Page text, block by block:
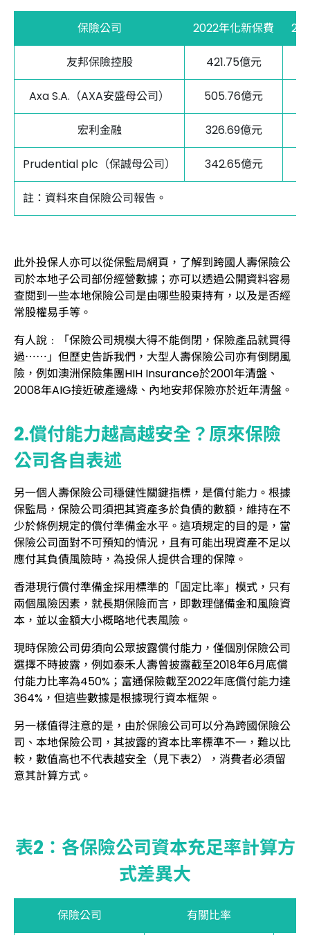
保險公司 2022年化新保費
友邦保險控股 421.75億元
Axa S.A.（AXA安盛母公司） 505.76億元
宏利金融 326.69億元
Prudential plc（保誠母公司） 342.65億元
註：資料來自保險公司報告。
此外投保人亦可以從保監局網頁，了解到跨國人壽保險公
司於本地子公司部份經營數據；亦可以透過公開資料容易
查閱到一些本地保險公司是由哪些股東持有，以及是否經
常股權易手等。
有人說﹕「保險公司規模大得不能倒閉，保險產品就買得
過⋯⋯」但歷史告訴我們，大型人壽保險公司亦有倒閉風
險，例如澳洲保險集團HIH Insurance於2001年清盤、
2008年AIG接近破產邊緣、內地安邦保險亦於近年清盤。
2.償付能力越高越安全？原來保險
公司各自表述
另一個人壽保險公司穩健性關鍵指標，是償付能力。根據
保監局，保險公司須把其資產多於負債的數額，維持在不
少於條例規定的償付準備金水平。這項規定的目的是，當
保險公司面對不可預知的情況，且有可能出現資產不足以
應付其負債風險時，為投保人提供合理的保障。
香港現行償付準備金採用標準的「固定比率」模式，只有
兩個風險因素，就長期保險而言，即數理儲備金和風險資
本，並以金額大小概略地代表風險。
現時保險公司毋須向公眾披露償付能力，僅個別保險公司
選擇不時披露，例如泰禾人壽曾披露截至2018年6月底償
付能力比率為450%；富通保險截至2022年底償付能力達
364%，但這些數據是根據現行資本框架。
另一樣值得注意的是，由於保險公司可以分為跨國保險公
司、本地保險公司，其披露的資本比率標準不一，難以比
較，數值高也不代表越安全（見下表2），消費者必須留
意其計算方式。
表2：各保險公司資本充足率計算方
式差異大
保險公司 有關比率